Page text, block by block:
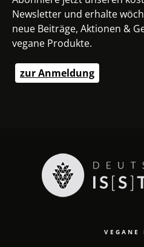
Newsletter und erhalte
neue Beiträge, Aktionen &
vegane Produkte.
zur Anmeldung
VEGANE